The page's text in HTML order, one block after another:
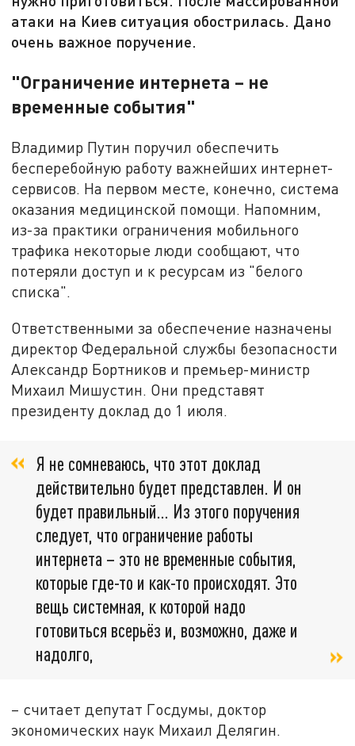
атаки на Киев ситуация обострилась. Дано
очень важное поручение.
"Ограничение интернета – не
временные события"
Владимир Путин поручил обеспечить
бесперебойную работу важнейших интернет-
сервисов. На первом месте, конечно, система
оказания медицинской помощи. Напомним,
из-за практики ограничения мобильного
трафика некоторые люди сообщают, что
потеряли доступ и к ресурсам из "белого
списка".
Ответственными за обеспечение назначены
директор Федеральной службы безопасности
Александр Бортников и премьер-министр
Михаил Мишустин. Они представят
президенту доклад до 1 июля.
Я не сомневаюсь, что этот доклад
действительно будет представлен. И он
будет правильный... Из этого поручения
следует, что ограничение работы
интернета – это не временные события,
которые где-то и как-то происходят. Это
вещь системная, к которой надо
готовиться всерьёз и, возможно, даже и
надолго,
– считает депутат Госдумы, доктор
экономических наук Михаил Делягин.